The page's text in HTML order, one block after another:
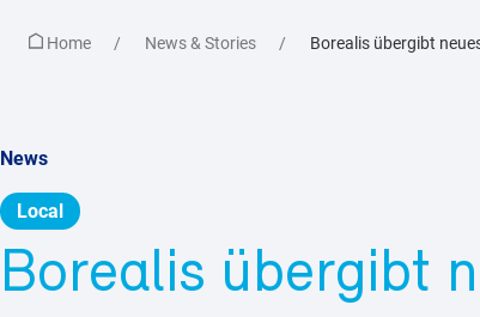
News
Local
Borealis übergibt
Home News & Stories Borealis übergibt